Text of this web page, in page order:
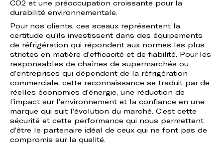
CO2 et une préoccupation croissante pour la
durabilité environnementale.
Pour nos clients, ces sceaux représentent la
certitude qu’ils investissent dans des équipements
de réfrigération qui répondent aux normes les plus
strictes en matière d’efficacité et de fiabilité. Pour les
responsables de chaînes de supermarchés ou
d’entreprises qui dépendent de la réfrigération
commerciale, cette reconnaissance se traduit par de
réelles économies d’énergie, une réduction de
l’impact sur l’environnement et la confiance en une
marque qui suit l’évolution du marché. C’est cette
sécurité et cette performance qui nous permettent
d’être le partenaire idéal de ceux qui ne font pas de
compromis sur la qualité.